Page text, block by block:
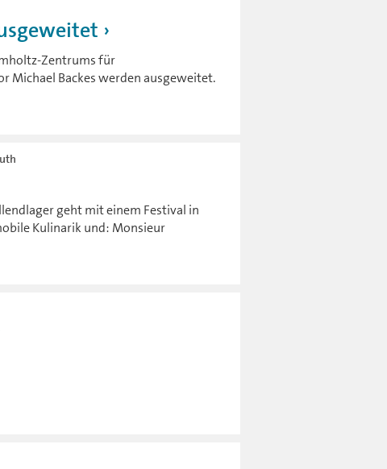
Zentrums für
Michael Backes werden ausgeweitet.
geht mit einem Festival in
Kulinarik und: Monsieur